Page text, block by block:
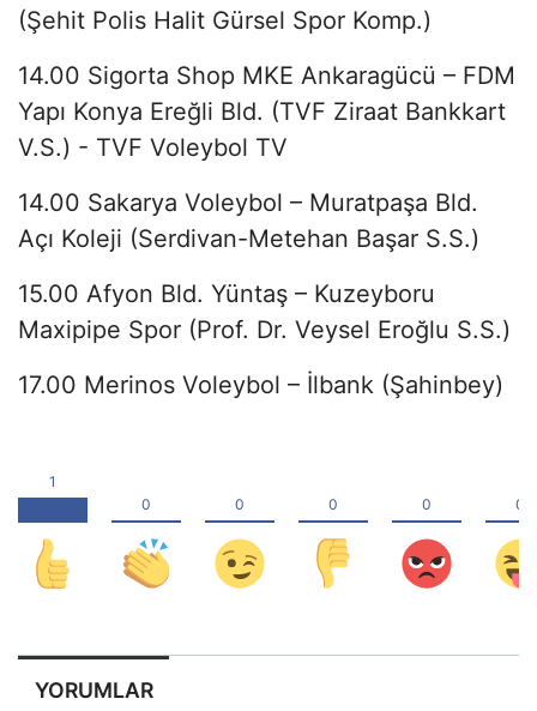
(Şehit Polis Halit Gürsel Spor Komp.)
14.00 Sigorta Shop MKE Ankaragücü – FDM
Yapı Konya Ereğli Bld. (TVF Ziraat Bankkart
V.S.) - TVF Voleybol TV
14.00 Sakarya Voleybol – Muratpaşa Bld.
Açı Koleji (Serdivan-Metehan Başar S.S.)
15.00 Afyon Bld. Yüntaş – Kuzeyboru
Maxipipe Spor (Prof. Dr. Veysel Eroğlu S.S.)
17.00 Merinos Voleybol – İlbank (Şahinbey)
YORUMLAR